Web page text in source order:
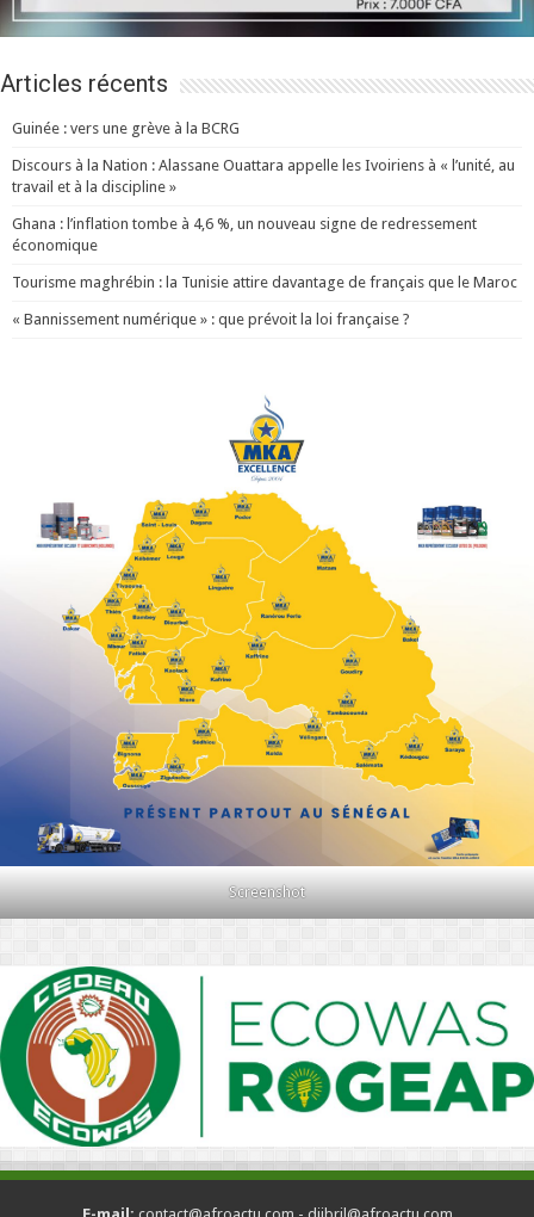
Articles récents
Guinée : vers une grève à la BCRG
Discours à la Nation : Alassane Ouattara appelle les Ivoiriens à « l’unité, au
travail et à la discipline »
Ghana : l’inflation tombe à 4,6 %, un nouveau signe de redressement
économique
Tourisme maghrébin : la Tunisie attire davantage de français que le Maroc
« Bannissement numérique » : que prévoit la loi française ?
Screenshot